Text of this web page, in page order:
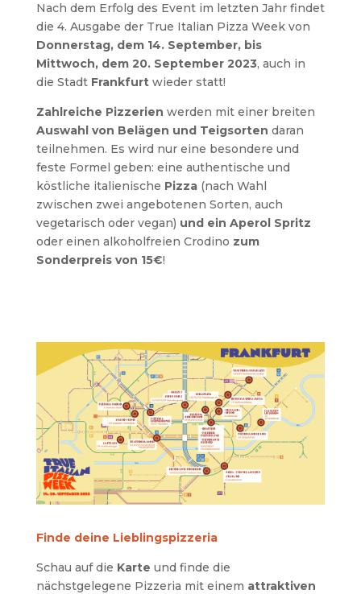
Nach dem Erfolg des Event im letzten Jahr findet
die 4. Ausgabe der True Italian Pizza Week von
Donnerstag, dem 14. September, bis
Mittwoch, dem 20. September 2023, auch in
die Stadt Frankfurtwieder statt!
Zahlreiche Pizzerien werden mit einer breiten
Auswahl von Belägen und Teigsorten daran
teilnehmen. Es wird nur eine besondere und
feste Formel geben: eine authentische und
köstliche italienische Pizza(nach Wahl
zwischen zwei angebotenen Sorten, auch
vegetarisch oder vegan) und ein Aperol Spritz
oder einen alkoholfreien Crodino zum
Sonderpreis von 15€!
Finde deine Lieblingspizzeria
Schau auf die Karte und finde die
nächstgelegene Pizzeria mit einem attraktiven